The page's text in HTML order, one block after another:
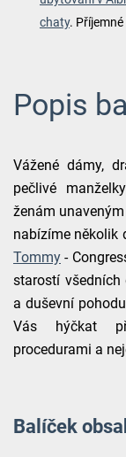
chaty.
Popis
Vážené dámy,
pečlivé
ženám
nabízíme několik
Tommy-
starostí všedních
a duševní
Vás hýčkat
procedurami a
Balíček